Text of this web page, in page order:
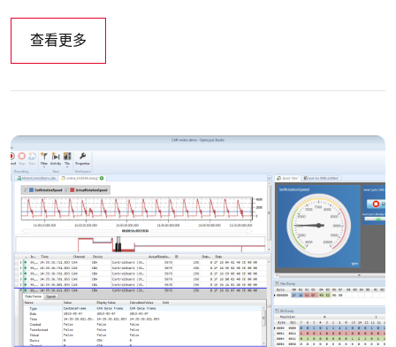
查看更多